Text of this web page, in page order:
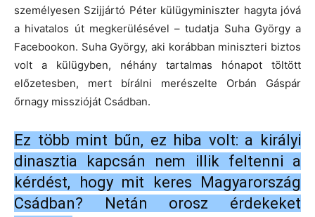
személyesen Szijjártó Péter külügyminiszter hagyta jóvá
a hivatalos út megkerülésével – tudatja Suha György a
Facebookon. Suha György, aki korábban miniszteri biztos
volt a külügyben, néhány tartalmas hónapot töltött
előzetesben, mert bírálni merészelte Orbán Gáspár
őrnagy misszióját Csádban.
Ez több mint bűn, ez hiba volt: a királyi
dinasztia kapcsán nem illik feltenni a
kérdést, hogy mit keres Magyarország
Csádban? Netán orosz érdekeket